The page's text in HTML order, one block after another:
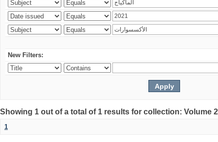
New Filters:
Showing 1 out of a total of 1 results for collection: Volume
1